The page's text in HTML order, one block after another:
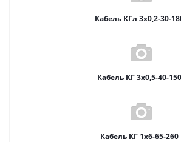
Кабель КГл 3х0,2-30-
Кабель КГ 3х0,5-40-150
Кабель КГ 1х6-65-260